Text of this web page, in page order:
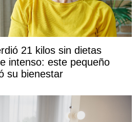
21 kilos sin dietas
intenso: este pequeño
su bienestar